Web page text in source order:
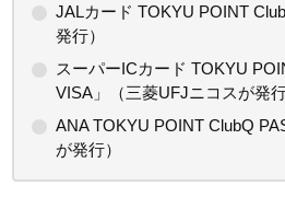
JALカード TOKYU POINT
発行）
スーパーICカード TOKYU
VISA」（三菱UFJニコスが発行
ANA TOKYU POINT ClubQ
が発行）